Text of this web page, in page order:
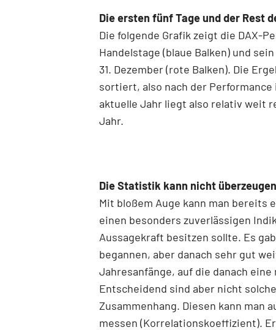
Die ersten fünf Tage und der Rest
Die folgende Grafik zeigt die DAX-
Handelstage (blaue Balken) und
31. Dezember (rote Balken). Die
sortiert, also nach der
aktuelle Jahr liegt also relativ weit
Jahr.
Die Statistik kann nicht überzeugen
Mit bloßem Auge kann man bereits
einen besonders zuverlässigen
Aussagekraft besitzen sollte. Es
begannen, aber danach sehr gut
Jahresanfänge, auf die danach eine
Entscheidend sind aber nicht
Zusammenhang. Diesen kann man
messen (Korrelationskoeffizient).